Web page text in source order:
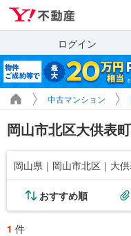
ログイン
中古マンション
岡山市北区大供表
岡山県｜岡山市北区｜大
おすすめ順
1 件